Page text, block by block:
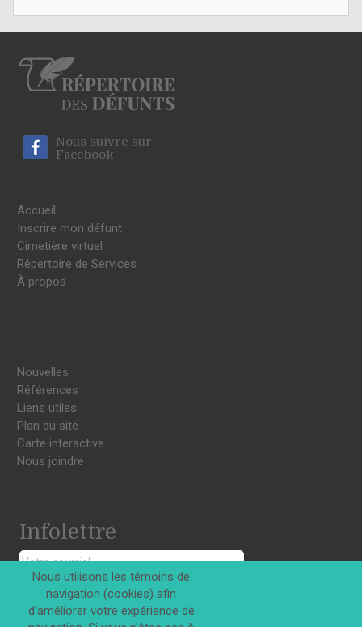
Nous suivre sur
Facebook
Accueil
Inscrire mon défunt
Cimetière virtuel
Répertoire de Services
À propos
Nouvelles
Références
Liens utiles
Plan du site
Carte interactive
Nous joindre
Infolettre
S'INSCRIRE
Nous utilisons les témoins de
navigation (cookies) afin
d'améliorer votre expérience de